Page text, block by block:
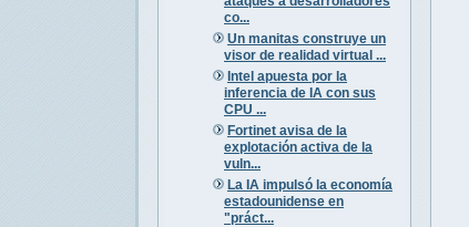
co...
Un manitas construye un
visor de realidad virtual ...
Intel apuesta por la
inferencia de IA con sus
CPU ...
Fortinet avisa de la
explotación activa de la
vuln...
La IA impulsó la economía
estadounidense en
"práct...